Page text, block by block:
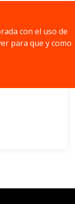
Castro
con el uso de
para que y como